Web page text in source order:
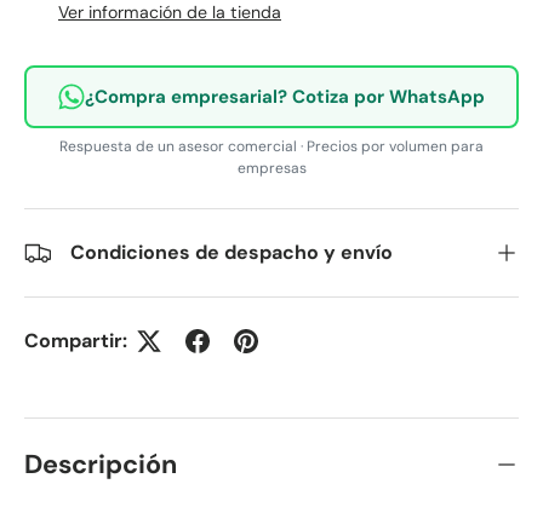
Ver información de la tienda
¿Compra empresarial? Cotiza por WhatsApp
Respuesta de un asesor comercial · Precios por volumen para
empresas
Condiciones de despacho y envío
Compartir:
Descripción